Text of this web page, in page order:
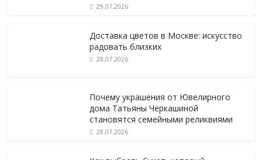
29.07.2026
Доставка цветов в Москве: искусство
радовать близких
28.07.2026
Почему украшения от Ювелирного
дома Татьяны Черкашиной
становятся семейными реликвиями
28.07.2026